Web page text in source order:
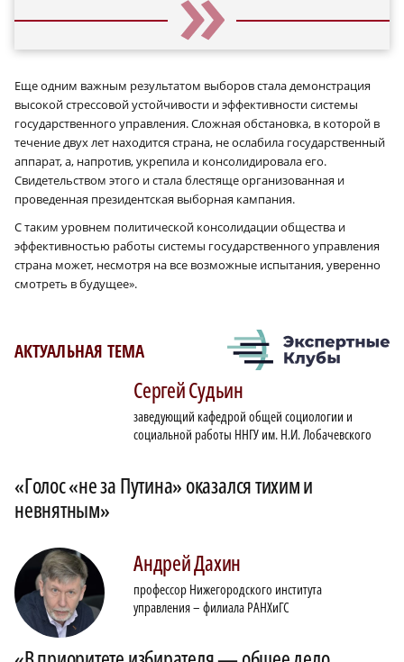
Еще одним важным результатом выборов стала демонстрация
высокой стрессовой устойчивости и эффективности системы
государственного управления. Сложная обстановка, в которой в
течение двух лет находится страна, не ослабила государственный
аппарат, а, напротив, укрепила и консолидировала его.
Свидетельством этого и стала блестяще организованная и
проведенная президентская выборная кампания.
С таким уровнем политической консолидации общества и
эффективностью работы системы государственного управления
страна может, несмотря на все возможные испытания, уверенно
смотреть в будущее».
АКТУАЛЬНАЯ ТЕМА
СергейСудьин
заведующий кафедрой общей социологии и
социальной работы ННГУ им. Н.И. Лобачевского
«Голос «не за Путина» оказался тихим и
невнятным»
АндрейДахин
профессор Нижегородского института
управления – филиала РАНХиГС